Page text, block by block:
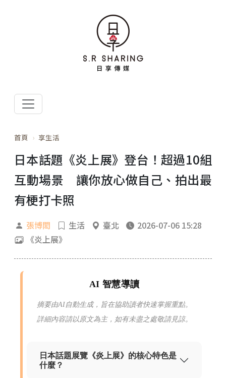
首頁 享生活
日本話題《炎上展》登台！超過10組
互動場景 讓你放心做自己、拍出最
有梗打卡照
張博閎 生活 臺北
2026-07-06 15:28
《炎上展》
AI 智慧導讀
摘要由AI自動生成，旨在協助讀者快速掌握重點。
詳細內容請以原文為主，如有未盡之處敬請見諒。
日本話題展覽《炎上展》的核心特色是
什麼？